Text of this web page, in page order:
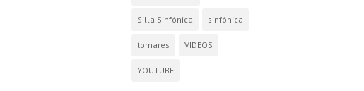
Silla Sinfónica sinfónica
tomares VIDEOS
YOUTUBE